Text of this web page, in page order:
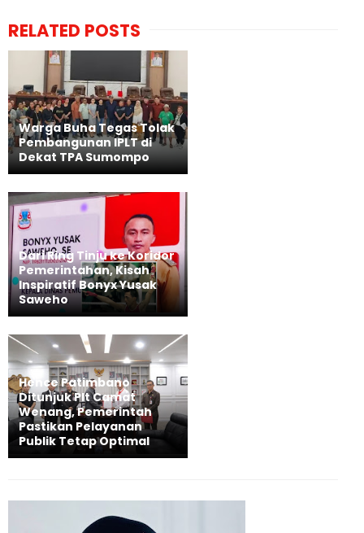
RELATED POSTS
Warga Buha Tegas Tolak
Pembangunan IPLT di
Dekat TPA Sumompo
Dari Ring Tinju ke Koridor
Pemerintahan, Kisah
Inspiratif Bonyx Yusak
Saweho
Hence Patimbano
Ditunjuk Plt Camat
Wenang, Pemerintah
Pastikan Pelayanan
Publik Tetap Optimal